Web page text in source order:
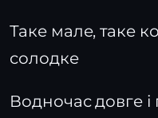
Таке мале, таке
солодке
Водночас довге